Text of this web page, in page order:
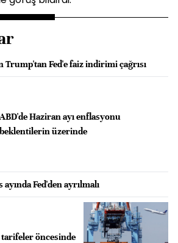
Trump'tan Fed'e faiz indirimi çağrısı
Haziran ayı enflasyonu
üzerinde
Fed'den ayrılmalı
öncesinde